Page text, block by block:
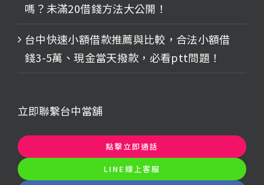
嗎？未滿20借錢方法大公開！
台中快速小額借款推薦與比較，合法小額借
錢3-5萬、現金當天撥款，必看ptt問題！
立即聯繫台中當舖
點擊立即通話
LINE線上客服